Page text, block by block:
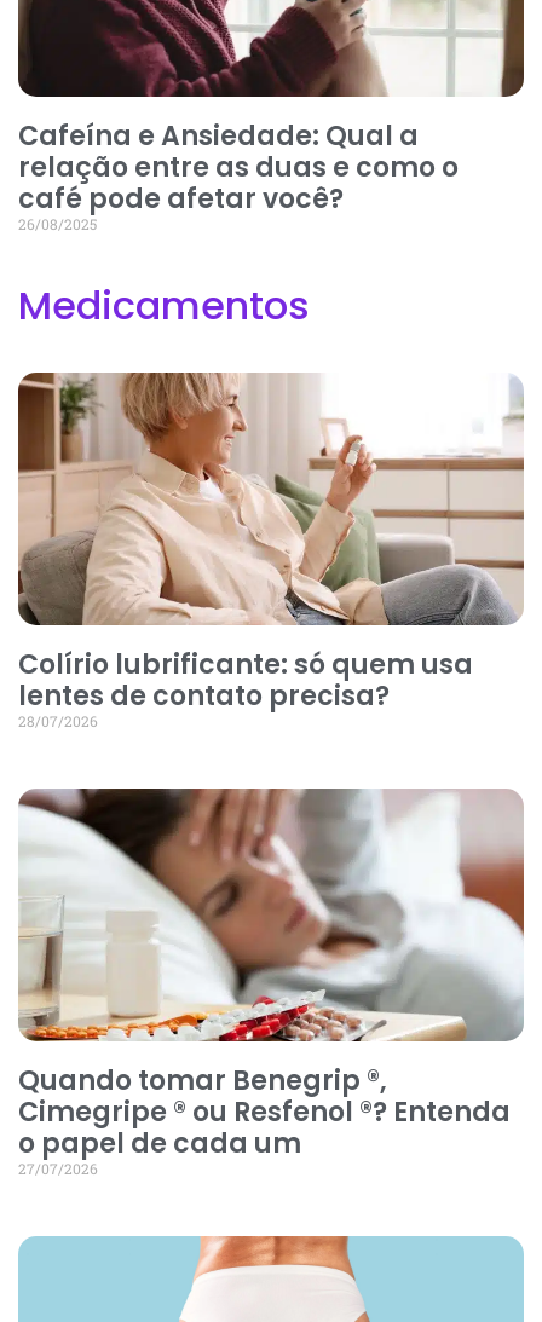
Cafeína e Ansiedade: Qual a
relação entre as duas e como o
café pode afetar você?
26/08/2025
Medicamentos
Colírio lubrificante: só quem usa
lentes de contato precisa?
28/07/2026
Quando tomar Benegrip ®,
Cimegripe ® ou Resfenol ®? Entenda
o papel de cada um
27/07/2026